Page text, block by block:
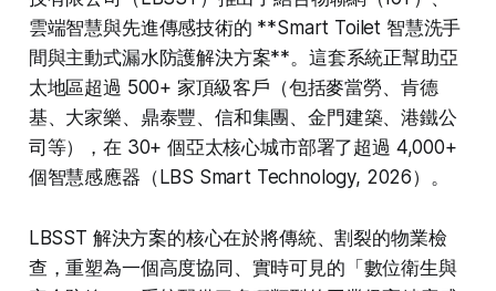
雲端智慧與先進傳感技術的 **Smart Toilet 智慧洗手
間與主動式漏水防護解決方案**。這套系統正幫助亞
太地區超過 500+ 家頂級客戶（包括麥當勞、肯德
基、大家樂、鼎泰豐、信和集團、金門建築、港鐵公
司等），在 30+ 個亞太核心城市部署了超過 4,000+
個智慧感應器（LBS Smart Technology, 2026）。
LBSST 解決方案的核心在於將傳統、割裂的物業檢
查，重塑為一個高度協同、實時可見的「數位衛生與